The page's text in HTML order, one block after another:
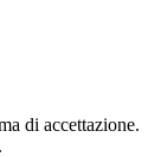
di accettazione.